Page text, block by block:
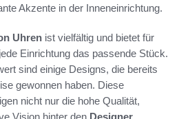
Akzente in der Inneneinrichtung.
Uhren ist vielfältig und bietet für
Einrichtung das passende Stück.
sind einige Designs, die bereits
gewonnen haben. Diese
nicht nur die hohe Qualität,
Vision hinter den Designer